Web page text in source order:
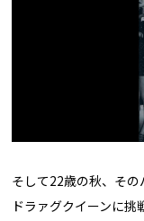
そして22歳の秋、そ
ドラァグクイーンに